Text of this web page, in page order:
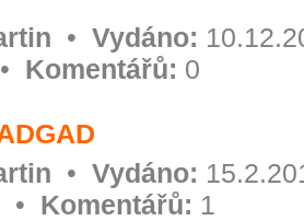
• Vydáno:
Komentářů: 0
• Vydáno:
• Komentářů: 1